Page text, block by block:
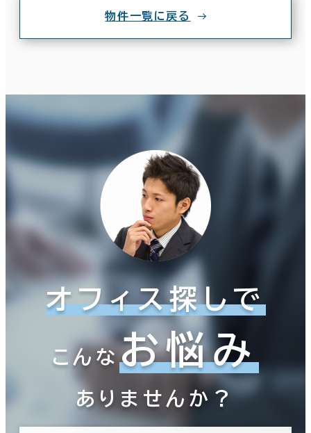
物件一覧に戻る
オフィス探しで
こんなお悩み
ありませんか？